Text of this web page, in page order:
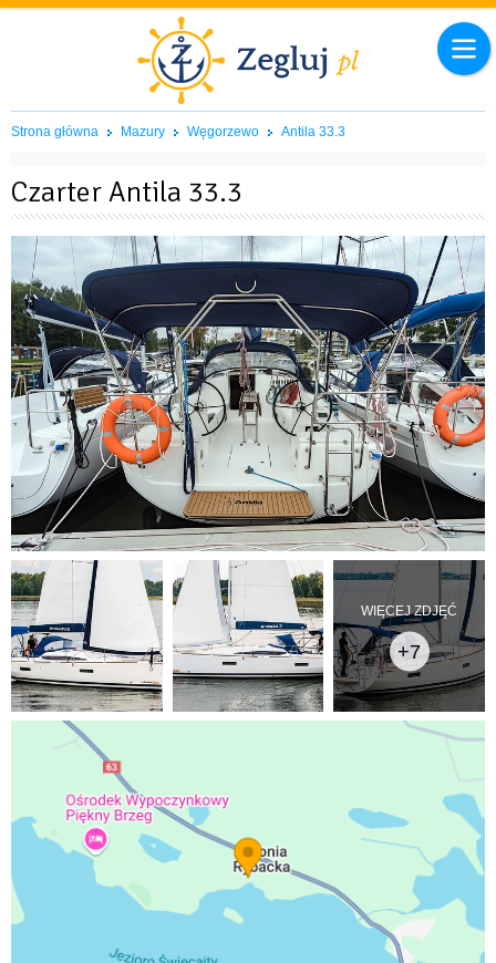
Strona główna Mazury Węgorzewo Antila 33.3
Czarter Antila 33.3
WIĘCEJ ZDJĘĆ
+7